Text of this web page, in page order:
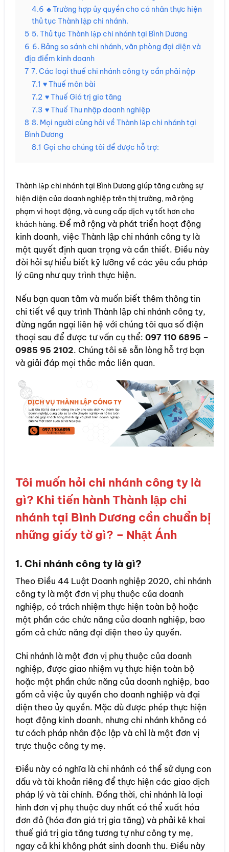
4.6 ♣ Trường hợp ủy quyền cho cá nhân thực hiện
thủ tục Thành lập chi nhánh.
5 5. Thủ tục Thành lập chi nhánh tại Bình Dương
6 6. Bảng so sánh chi nhánh, văn phòng đại diện và
địa điểm kinh doanh
7 7. Các loại thuế chi nhánh công ty cần phải nộp
7.1 ♥ Thuế môn bài
7.2 ♥ Thuế Giá trị gia tăng
7.3 ♥ Thuế Thu nhập doanh nghiệp
8 8. Mọi người cùng hỏi về Thành lập chi nhánh tại
Bình Dương
8.1 Gọi cho chúng tôi để được hỗ trợ:
Thành lập chi nhánh tại Bình Dương giúp tăng cường sự
hiện diện của doanh nghiệp trên thị trường, mở rộng
phạm vi hoạt động, và cung cấp dịch vụ tốt hơn cho
khách hàng. Để mở rộng và phát triển hoạt động
kinh doanh, việc Thành lập chi nhánh công ty là
một quyết định quan trọng và cần thiết. Điều này
đòi hỏi sự hiểu biết kỹ lưỡng về các yêu cầu pháp
lý cũng như quy trình thực hiện.
Nếu bạn quan tâm và muốn biết thêm thông tin
chi tiết về quy trình Thành lập chi nhánh công ty,
đừng ngần ngại liên hệ với chúng tôi qua số điện
thoại sau để được tư vấn cụ thể: 097 110 6895 –
0985 95 2102. Chúng tôi sẽ sẵn lòng hỗ trợ bạn
và giải đáp mọi thắc mắc liên quan.
Tôi muốn hỏi chi nhánh công ty là
gì? Khi tiến hành Thành lập chi
nhánh tại Bình Dương cần chuẩn bị
những giấy tờ gì? – Nhật Ánh
1. Chi nhánh công ty là gì?
Theo Điều 44 Luật Doanh nghiệp 2020, chi nhánh
công ty là một đơn vị phụ thuộc của doanh
nghiệp, có trách nhiệm thực hiện toàn bộ hoặc
một phần các chức năng của doanh nghiệp, bao
gồm cả chức năng đại diện theo ủy quyền.
Chi nhánh là một đơn vị phụ thuộc của doanh
nghiệp, được giao nhiệm vụ thực hiện toàn bộ
hoặc một phần chức năng của doanh nghiệp, bao
gồm cả việc ủy quyền cho doanh nghiệp và đại
diện theo ủy quyền. Mặc dù được phép thực hiện
hoạt động kinh doanh, nhưng chi nhánh không có
tư cách pháp nhân độc lập và chỉ là một đơn vị
trực thuộc công ty mẹ.
Điều này có nghĩa là chi nhánh có thể sử dụng con
dấu và tài khoản riêng để thực hiện các giao dịch
pháp lý và tài chính. Đồng thời, chi nhánh là loại
hình đơn vị phụ thuộc duy nhất có thể xuất hóa
đơn đỏ (hóa đơn giá trị gia tăng) và phải kê khai
thuế giá trị gia tăng tương tự như công ty mẹ,
ngay cả khi không phát sinh doanh thu. Điều này